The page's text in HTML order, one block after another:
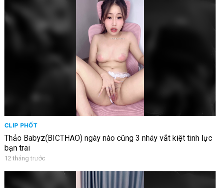
CLIP PHỐT
Thảo Babyz(BICTHAO) ngày nào cũng 3 nháy vắt kiệt tinh lực
bạn trai
12 tháng trước